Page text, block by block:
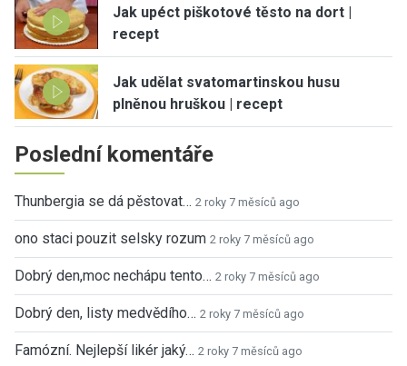
Jak upéct piškotové těsto na dort |
recept
Jak udělat svatomartinskou husu
plněnou hruškou | recept
Poslední komentáře
Thunbergia se dá pěstovat… 2 roky 7 měsíců ago
ono staci pouzit selsky rozum 2 roky 7 měsíců ago
Dobrý den,moc nechápu tento… 2 roky 7 měsíců ago
Dobrý den, listy medvědího… 2 roky 7 měsíců ago
Famózní. Nejlepší likér jaký… 2 roky 7 měsíců ago